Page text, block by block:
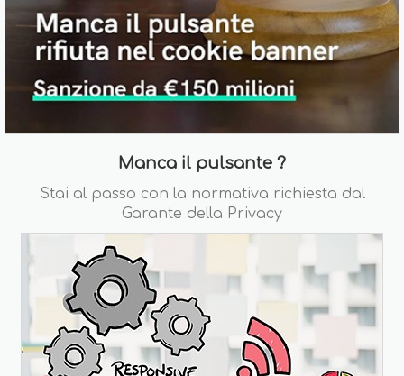
Manca il pulsante ?
Stai al passo con la normativa richiesta dal
Garante della Privacy